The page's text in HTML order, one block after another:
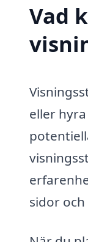
Vad
eller
sidor